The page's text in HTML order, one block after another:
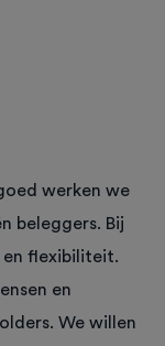
werken we
beleggers. Bij
en flexibiliteit.
en
We willen